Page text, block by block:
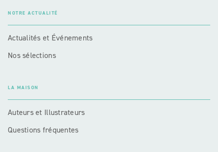
NOTRE ACTUALITÉ
Actualités et Événements
Nos sélections
LA MAISON
Auteurs et Illustrateurs
Questions fréquentes